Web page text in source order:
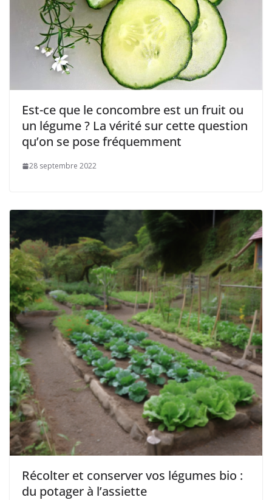
Est-ce que le concombre est un fruit ou
un légume ? La vérité sur cette question
qu’on se pose fréquemment
28 septembre 2022
Récolter et conserver vos légumes bio :
du potager à l’assiette